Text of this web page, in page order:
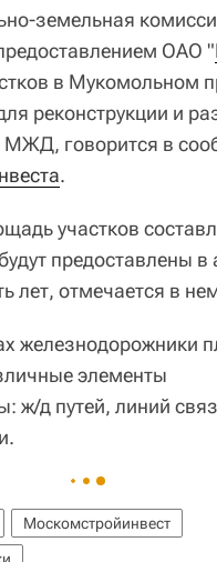
земельная
ОАО "
в Мукомольном
реконструкции и
МЖД, говорится в
.
участков
предоставлены в
лет, отмечается в
железнодорожники
элементы
ж/д путей, линий
Москомстройинвест